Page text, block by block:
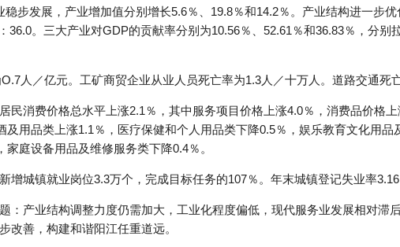
稳步发展，产业增加值分别增长5.6％、19.8％和14.2％。产业结构进一步
36.0。三大产业对GDP的贡献率分别为10.56％、52.61％和36.83％，分别
人／亿元。工矿商贸企业从业人员死亡率为1.3人／十万人。道路交通死
民消费价格总水平上涨2.1％，其中服务项目价格上涨4.0％，消费品价格
及用品类上涨1.1％，医疗保健和个人用品类下降0.5％，娱乐教育文化用品
庭设备用品及维修服务类下降0.4％。
增城镇就业岗位3.3万个，完成目标任务的107％。年末城镇登记失业率3.16
：产业结构调整力度仍需加大，工业化程度偏低，现代服务业发展相对滞
改善，构建和谐阳江任重道远。